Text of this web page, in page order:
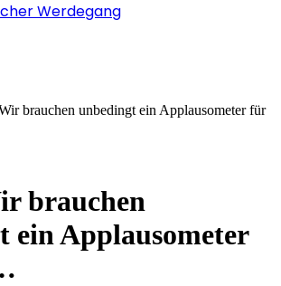
Werdegang
brauchen unbedingt ein Applausometer für
brauchen
ein Applausometer